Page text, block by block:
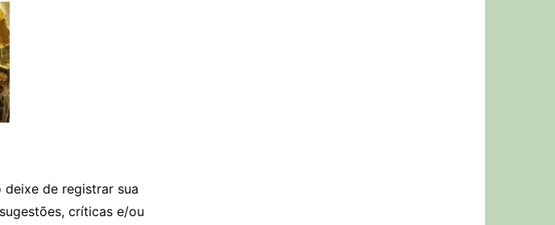
de registrar sua
críticas e/ou